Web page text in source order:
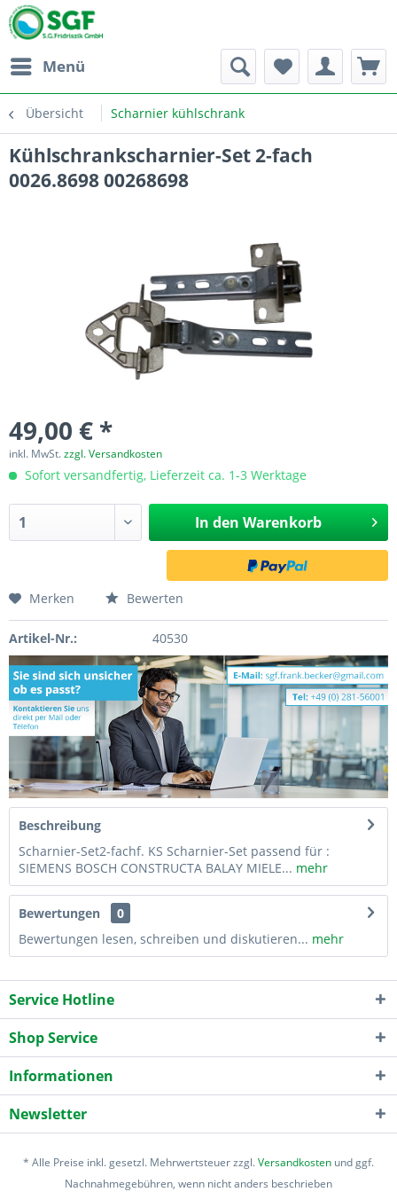
Menü
Übersicht Scharnier kühlschrank
Kühlschrankscharnier-Set 2-fach
0026.8698 00268698
49,00 € *
inkl. MwSt.zzgl. Versandkosten
Sofort versandfertig, Lieferzeit ca. 1-3 Werktage
In den Warenkorb
Merken Bewerten
Artikel-Nr.: 40530
Beschreibung
Scharnier-Set2-fachf. KS Scharnier-Set passend für :
SIEMENS BOSCH CONSTRUCTA BALAY MIELE... mehr
Bewertungen
0
Bewertungen lesen, schreiben und diskutieren... mehr
Service Hotline
Shop Service
Informationen
Newsletter
* Alle Preise inkl. gesetzl. Mehrwertsteuer zzgl.Versandkosten und ggf.
Nachnahmegebühren, wenn nicht anders beschrieben